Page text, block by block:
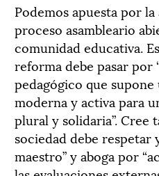
Podemos apuesta por
proceso asambleario
comunidad educativa.
reforma debe pasar por
pedagógico que
moderna y activa para
plural y solidaria”. Cree
sociedad debe
maestro” y aboga por